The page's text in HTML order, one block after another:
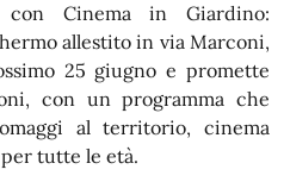
con Cinema in Giardino:
allestito in via Marconi,
25 giugno e promette
con un programma che
al territorio, cinema
tutte le età.